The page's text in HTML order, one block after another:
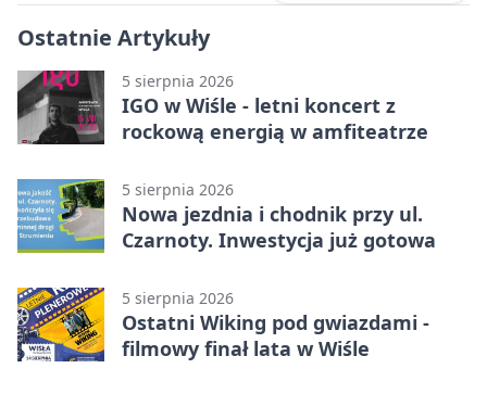
Ostatnie Artykuły
5 sierpnia 2026
IGO w Wiśle - letni koncert z
rockową energią w amfiteatrze
5 sierpnia 2026
Nowa jezdnia i chodnik przy ul.
Czarnoty. Inwestycja już gotowa
5 sierpnia 2026
Ostatni Wiking pod gwiazdami -
filmowy finał lata w Wiśle